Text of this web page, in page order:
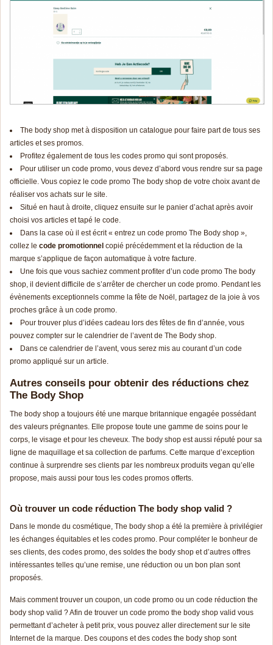
The body shop met à disposition un catalogue pour faire part de tous ses
articles et ses promos.
Profitez également de tous les codes promo qui sont proposés.
Pour utiliser un code promo, vous devez d’abord vous rendre sur sa page
officielle. Vous copiez le code promo The body shop de votre choix avant de
réaliser vos achats sur le site.
Situé en haut à droite, cliquez ensuite sur le panier d’achat après avoir
choisi vos articles et tapé le code.
Dans la case où il est écrit « entrez un code promo The Body shop »,
collez le code promotionnel copié précédemment et la réduction de la
marque s’applique de façon automatique à votre facture.
Une fois que vous sachiez comment profiter d’un code promo The body
shop, il devient difficile de s’arrêter de chercher un code promo. Pendant les
évènements exceptionnels comme la fête de Noël, partagez de la joie à vos
proches grâce à un code promo.
Pour trouver plus d’idées cadeau lors des fêtes de fin d’année, vous
pouvez compter sur le calendrier de l’avent de The Body shop.
Dans ce calendrier de l’avent, vous serez mis au courant d’un code
promo appliqué sur un article.
Autres conseils pour obtenir des réductions chez
The Body Shop
The body shop a toujours été une marque britannique engagée possédant
des valeurs prégnantes. Elle propose toute une gamme de soins pour le
corps, le visage et pour les cheveux. The body shop est aussi réputé pour sa
ligne de maquillage et sa collection de parfums. Cette marque d’exception
continue à surprendre ses clients par les nombreux produits vegan qu’elle
propose, mais aussi pour tous les codes promos offerts.
Où trouver un code réduction The body shop valid ?
Dans le monde du cosmétique, The body shop a été la première à privilégier
les échanges équitables et les codes promo. Pour compléter le bonheur de
ses clients, des codes promo, des soldes the body shop et d’autres offres
intéressantes telles qu’une remise, une réduction ou un bon plan sont
proposés.
Mais comment trouver un coupon, un code promo ou un code réduction the
body shop valid ? Afin de trouver un code promo the body shop valid vous
permettant d’acheter à petit prix, vous pouvez aller directement sur le site
Internet de la marque. Des coupons et des codes the body shop sont